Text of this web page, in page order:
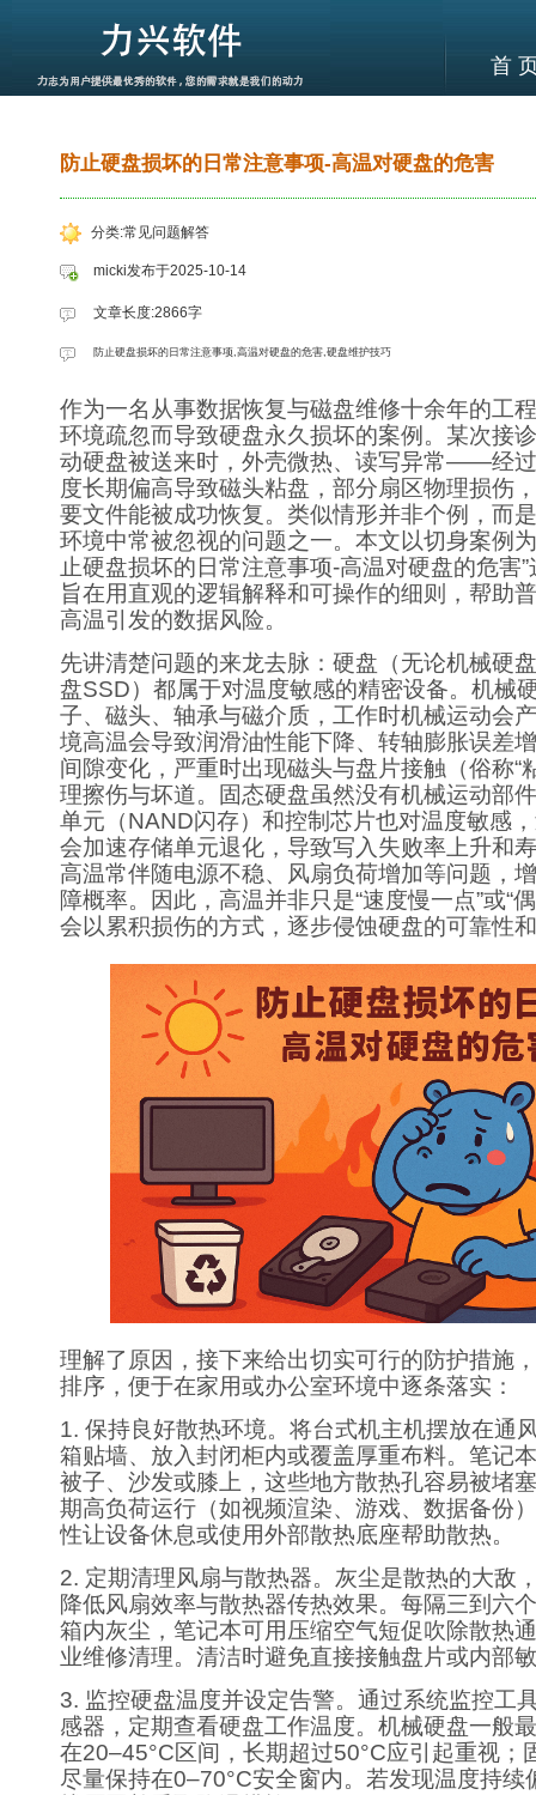
首
防止硬盘损坏的日常注意事项-高温对硬盘的危害
分类:常见问题解答
micki发布于2025-10-14
文章长度:2866字
防止硬盘损坏的日常注意事项,高温对硬盘的危害,硬盘维护技巧
作为一名从事数据恢复与磁盘维修十余年的工
环境疏忽而导致硬盘永久损坏的案例。某次接
动硬盘被送来时，外壳微热、读写异常——经
度长期偏高导致磁头粘盘，部分扇区物理损伤
要文件能被成功恢复。类似情形并非个例，而
环境中常被忽视的问题之一。本文以切身案例
止硬盘损坏的日常注意事项-高温对硬盘的危害
旨在用直观的逻辑解释和可操作的细则，帮助
高温引发的数据风险。
先讲清楚问题的来龙去脉：硬盘（无论机械硬
盘SSD）都属于对温度敏感的精密设备。机械
子、磁头、轴承与磁介质，工作时机械运动会
境高温会导致润滑油性能下降、转轴膨胀误差
间隙变化，严重时出现磁头与盘片接触（俗称“
理擦伤与坏道。固态硬盘虽然没有机械运动部
单元（NAND闪存）和控制芯片也对温度敏感
会加速存储单元退化，导致写入失败率上升和
高温常伴随电源不稳、风扇负荷增加等问题，
障概率。因此，高温并非只是“速度慢一点”或“
会以累积损伤的方式，逐步侵蚀硬盘的可靠性
理解了原因，接下来给出切实可行的防护措施
排序，便于在家用或办公室环境中逐条落实：
1. 保持良好散热环境。将台式机主机摆放在通
箱贴墙、放入封闭柜内或覆盖厚重布料。笔记
被子、沙发或膝上，这些地方散热孔容易被堵
期高负荷运行（如视频渲染、游戏、数据备份
性让设备休息或使用外部散热底座帮助散热。
2. 定期清理风扇与散热器。灰尘是散热的大敌
降低风扇效率与散热器传热效果。每隔三到六
箱内灰尘，笔记本可用压缩空气短促吹除散热
业维修清理。清洁时避免直接接触盘片或内部
3. 监控硬盘温度并设定告警。通过系统监控工
感器，定期查看硬盘工作温度。机械硬盘一般
在20–45°C区间，长期超过50°C应引起重视；
尽量保持在0–70°C安全窗内。若发现温度持续